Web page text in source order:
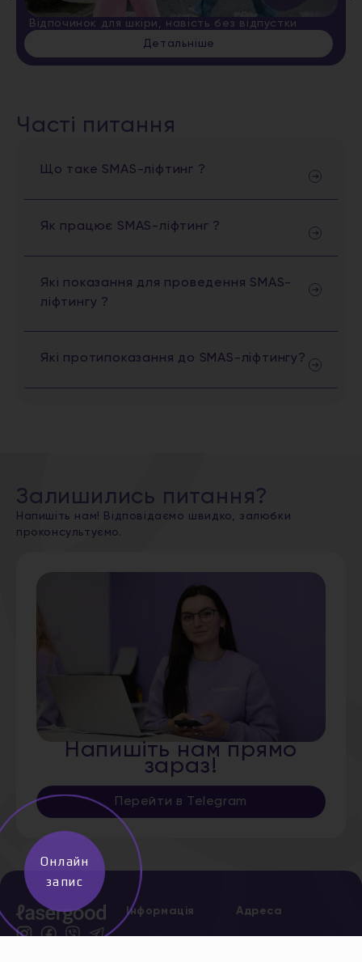
Відпочинок для шкіри, навість без відпустки
Детальніше
Часті питання
Що таке SMAS-ліфтинг ?
Як працює SMAS-ліфтинг ?
Які показання для проведення SMAS-
ліфтингу ?
Які протипоказання до SMAS-ліфтингу?
Залишились питання?
Напишіть нам! Відповідаємо швидко, залюбки
проконсультуємо.
Напишіть нам прямо
зараз!
Перейти в Telegram
Інформація Адреса
Онлайн
запис